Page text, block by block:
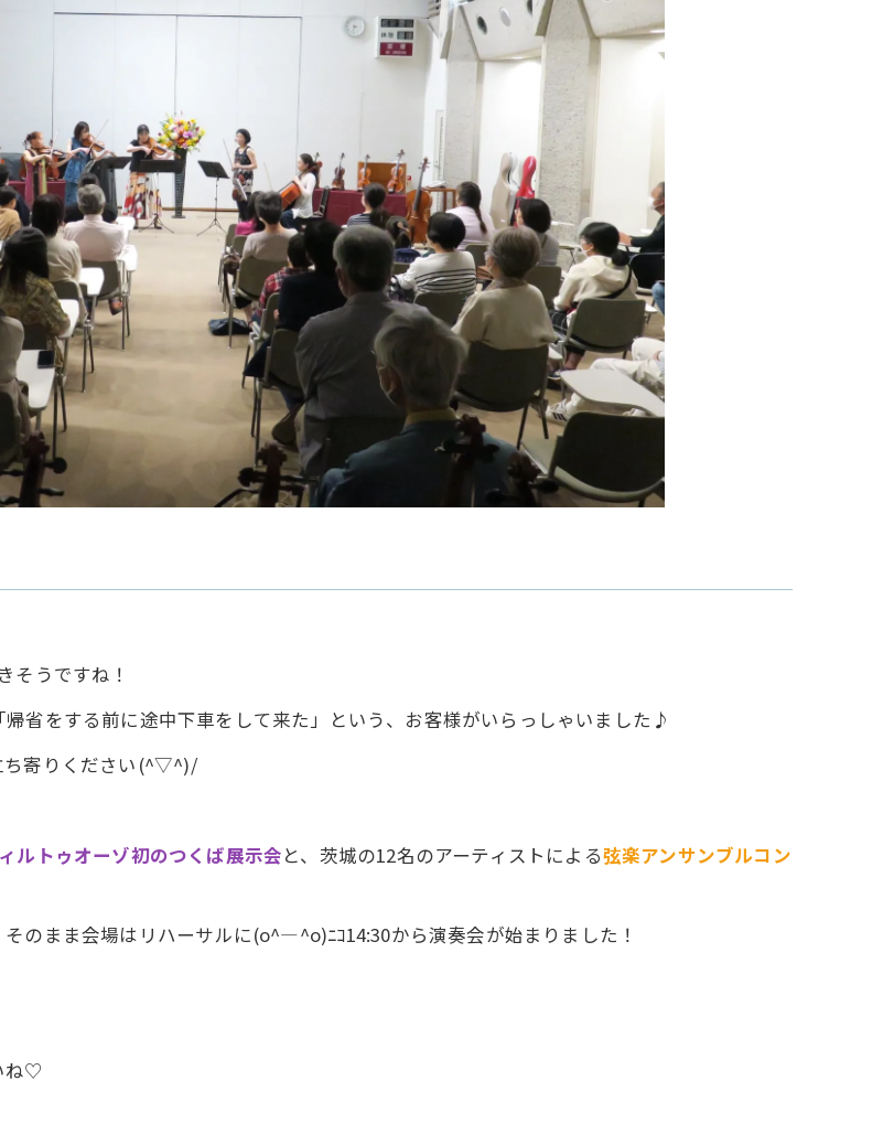
そうですね！
省をする前に途中下車をして来た」という、お客様がいらっしゃいました♪
ち寄りください(^▽^)/
ルトゥオーゾ初のつくば展示会と、茨城の12名のアーティストによる弦楽アンサンブルコン
のまま会場はリハーサルに(o^―^o)ﾆｺ14:30から演奏会が始まりました！
ね♡